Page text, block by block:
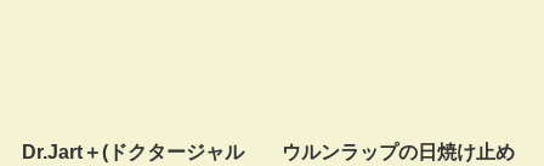
Dr.Jart＋(ドクタージャル
ウルンラップの日焼け止め